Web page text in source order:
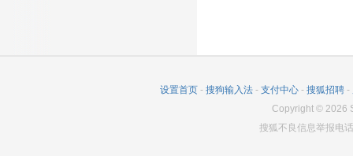
设置首页 - 搜狗输入法 - 支付中心 - 搜狐招聘 -
Copyright © 2026
搜狐不良信息举报电